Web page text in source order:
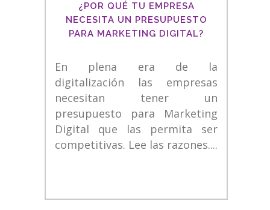
¿POR QUÉ TU EMPRESA
NECESITA UN PRESUPUESTO
PARA MARKETING DIGITAL?
En plena era de la
digitalización las empresas
necesitan tener un
presupuesto para Marketing
Digital que las permita ser
competitivas. Lee las razones....